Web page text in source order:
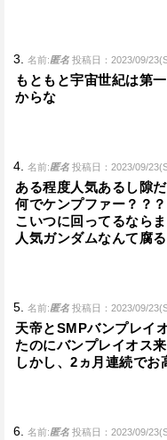
3. 名前:匿名 投稿日：2023/09/
もともと宇宙世紀は第
からな
4. 名前:匿名 投稿日：2023/09/
ある程度人気あるし隙
何でケンプファー？？
こいつに回ってるなら
人気ガンダムなんて腐
5. 名前:匿名 投稿日：2023/09/
天帝とSMPバンプレイ
たのにバンプレイオス
しかし、2ヵ月連続でお
6. 名前:匿名 投稿日：2023/09/